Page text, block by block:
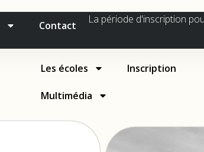
Contact La période d'inscription
Les écoles Inscription
Multimédia